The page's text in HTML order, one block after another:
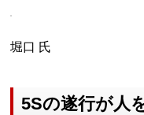
堀口 氏
5Sの遂行が人